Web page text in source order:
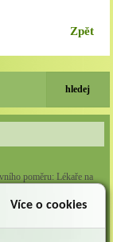
Zpět
poměru: Lékaře na
Více o cookies